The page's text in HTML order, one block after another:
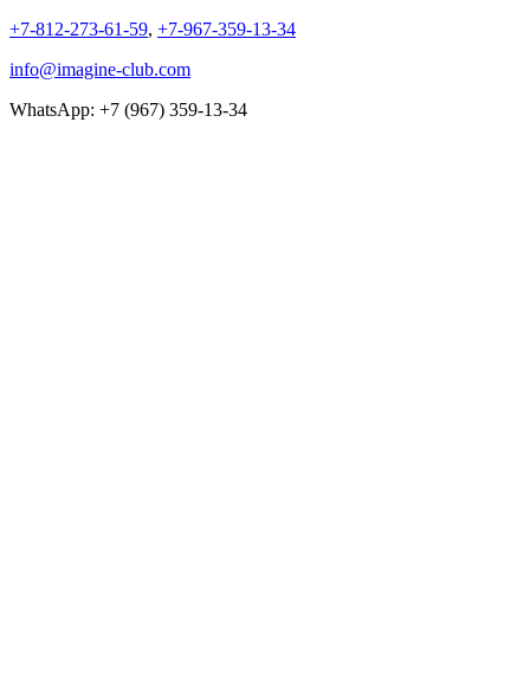
+7-812-273-61-59, +7-967-359-13-34
info@imagine-club.com
WhatsApp: +7 (967) 359-13-34